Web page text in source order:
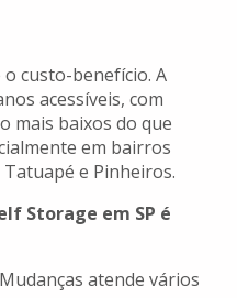
custo-benefício. A
acessíveis, com
mais baixos do que
em bairros
e Pinheiros.
Storage em SP é
atende vários